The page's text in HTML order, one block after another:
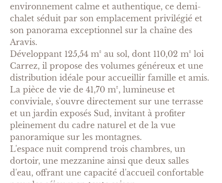
environnement calme et authentique, ce demi-
chalet séduit par son emplacement privilégié et
son panorama exceptionnel sur la chaîne des
Aravis.
Développant 125,54 m² au sol, dont 110,02 m² loi
Carrez, il propose des volumes généreux et une
distribution idéale pour accueillir famille et amis.
La pièce de vie de 41,70 m², lumineuse et
conviviale, s'ouvre directement sur une terrasse
et un jardin exposés Sud, invitant à profiter
pleinement du cadre naturel et de la vue
panoramique sur les montagnes.
L'espace nuit comprend trois chambres, un
dortoir, une mezzanine ainsi que deux salles
d'eau, offrant une capacité d'accueil confortable